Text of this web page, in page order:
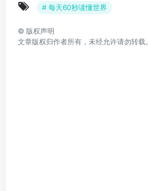
# 每天60秒读懂世界
© 版权声明
文章版权归作者所有，未经允许请勿转载。